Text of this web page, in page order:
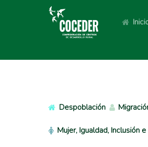
Despoblación
Mujer, Igualdad, Inclusión